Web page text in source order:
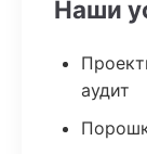
Наши
аудит